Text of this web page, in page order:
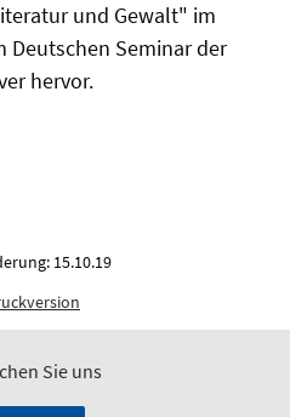
und Gewalt" im
Deutschen Seminar der
hervor.
15.10.19
Sie uns